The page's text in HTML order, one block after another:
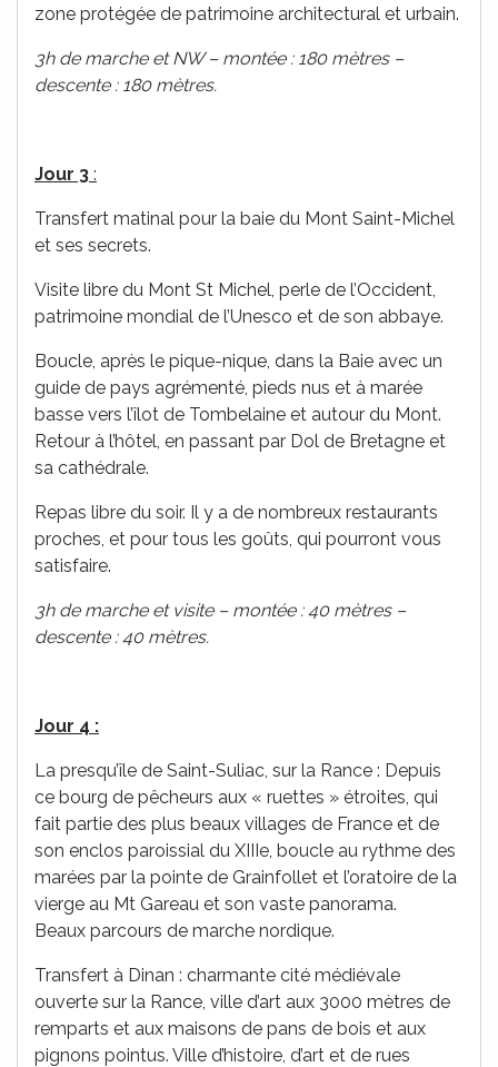
zone protégée de patrimoine architectural et urbain.
3h de marche et NW – montée : 180 mètres –
descente : 180 mètres.
Jour 3 :
Transfert matinal pour la baie du Mont Saint-Michel
et ses secrets.
Visite libre du Mont St Michel, perle de l’Occident,
patrimoine mondial de l’Unesco et de son abbaye.
Boucle, après le pique-nique, dans la Baie avec un
guide de pays agrémenté, pieds nus et à marée
basse vers l’îlot de Tombelaine et autour du Mont.
Retour à l’hôtel, en passant par Dol de Bretagne et
sa cathédrale.
Repas libre du soir. Il y a de nombreux restaurants
proches, et pour tous les goûts, qui pourront vous
satisfaire.
3h de marche et visite – montée : 40 mètres –
descente : 40 mètres.
Jour 4 :
La presqu’île de Saint-Suliac, sur la Rance : Depuis
ce bourg de pêcheurs aux « ruettes » étroites, qui
fait partie des plus beaux villages de France et de
son enclos paroissial du XIIIe, boucle au rythme des
marées par la pointe de Grainfollet et l’oratoire de la
vierge au Mt Gareau et son vaste panorama.
Beaux parcours de marche nordique.
Transfert à Dinan : charmante cité médiévale
ouverte sur la Rance, ville d’art aux 3000 mètres de
remparts et aux maisons de pans de bois et aux
pignons pointus. Ville d’histoire, d’art et de rues